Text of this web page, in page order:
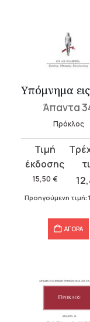
Άπαντα
Πρόκλος
15,50 €
Original
price
was:
15,50 €.
τρέχουσα
τιμή
είναι:
Προηγούμενη τιμή:
ΑΓΟΡΑ